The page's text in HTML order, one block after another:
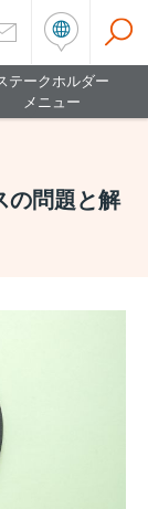
テークホルダー
メニュー
の問題と解